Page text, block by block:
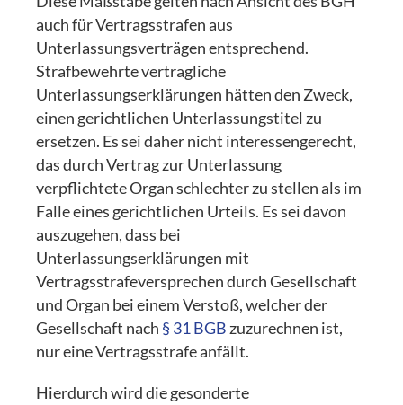
auch für Vertragsstrafen aus
Unterlassungsverträgen entsprechend.
Strafbewehrte vertragliche
Unterlassungserklärungen hätten den Zweck,
einen gerichtlichen Unterlassungstitel zu
ersetzen. Es sei daher nicht interessengerecht,
das durch Vertrag zur Unterlassung
verpflichtete Organ schlechter zu stellen als im
Falle eines gerichtlichen Urteils. Es sei davon
auszugehen, dass bei
Unterlassungserklärungen mit
Vertragsstrafeversprechen durch Gesellschaft
und Organ bei einem Verstoß, welcher der
Gesellschaft nach § 31 BGB zuzurechnen ist,
nur eine Vertragsstrafe anfällt.
Hierdurch wird die gesonderte